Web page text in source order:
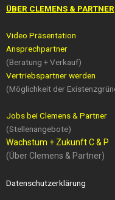
ÜBER CLEMENS & PARTNER
Video Präsentation
Ansprechpartner
(Beratung + Verkauf)
Vertriebspartner werden
(Möglichkeit der
Jobs bei Clemens & Partner
(Stellenangebote)
Wachstum + Zukunft C & P
(Über Clemens & Partner)
Datenschutzerklärung